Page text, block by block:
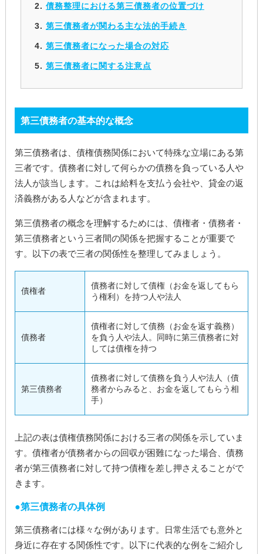
債務整理における第三債務者の位置づけ
第三債務者が関わる主な法的手続き
第三債務者になった場合の対応
第三債務者に関する注意点
第三債務者の基本的な概念
第三債務者は、債権債務関係において特殊な立場にある第
三者です。債務者に対して何らかの債務を負っている人や
法人が該当します。これは給料を支払う会社や、貸金の返
済義務がある人などが含まれます。
第三債務者の概念を理解するためには、債権者・債務者・
第三債務者という三者間の関係を把握することが重要で
す。以下の表で三者の関係性を整理してみましょう。
債権者
債務者に対して債権（お金を返してもら
う権利）を持つ人や法人
債務者
債権者に対して債務（お金を返す義務）
を負う人や法人。同時に第三債務者に対
しては債権を持つ
第三債務者
債務者に対して債務を負う人や法人（債
務者からみると、お金を返してもらう相
手）
上記の表は債権債務関係における三者の関係を示していま
す。債権者が債務者からの回収が困難になった場合、債務
者が第三債務者に対して持つ債権を差し押さえることがで
きます。
第三債務者の具体例
第三債務者には様々な例があります。日常生活でも意外と
身近に存在する関係性です。以下に代表的な例をご紹介し